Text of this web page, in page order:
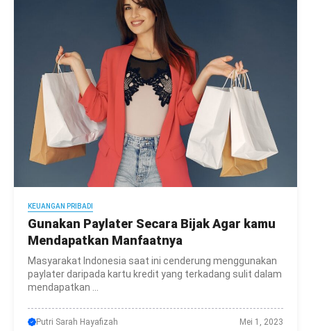
KEUANGAN PRIBADI
Gunakan Paylater Secara Bijak Agar kamu
Mendapatkan Manfaatnya
Masyarakat Indonesia saat ini cenderung menggunakan
paylater daripada kartu kredit yang terkadang sulit dalam
mendapatkan ...
Putri Sarah Hayafizah Mei 1, 2023